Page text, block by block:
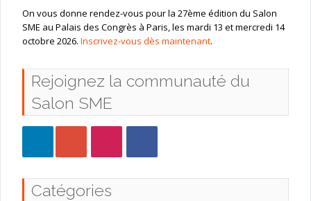
On vous donne rendez-vous pour la 27ème édition du Salon
SME au Palais des Congrès à Paris, les mardi 13 et mercredi 14
octobre 2026. Inscrivez-vous dès maintenant.
Rejoignez la communauté du
Salon SME
Catégories